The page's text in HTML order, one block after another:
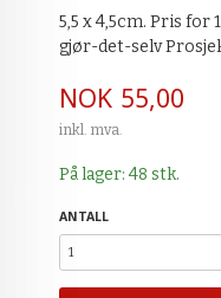
5,5 x 4,5cm. Pris
gjør-det-selv
Pris
NOK 55,00
inkl. mva.
På lager: 48 stk.
ANTALL